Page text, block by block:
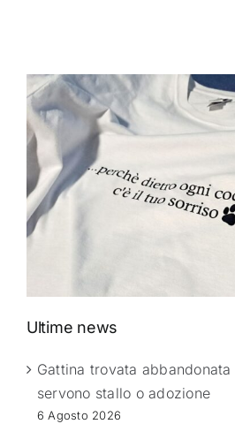
Ultime news
Gattina trovata abbandonata
servono stallo o adozione
6 Agosto 2026